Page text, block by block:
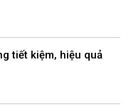
tiết kiệm, hiệu quả